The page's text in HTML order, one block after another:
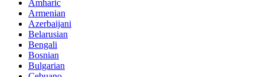
Amharic
Armenian
Azerbaijani
Belarusian
Bengali
Bosnian
Bulgarian